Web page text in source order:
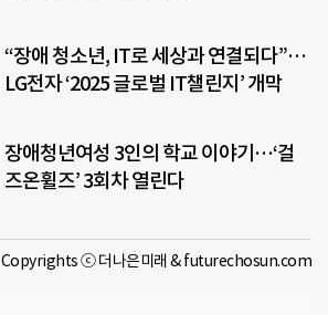
“장애 청소년, IT로 세상과 연결되다”…
LG전자 ‘2025 글로벌 IT챌린지’ 개막
장애청년여성 3인의 학교 이야기…‘걸
즈온휠즈’ 3회차 열린다
Copyrights ⓒ 더나은미래 & futurechosun.com